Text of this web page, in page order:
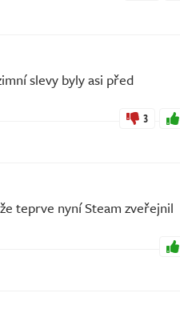
slevy byly asi před
3
teprve nyní Steam zveřejnil